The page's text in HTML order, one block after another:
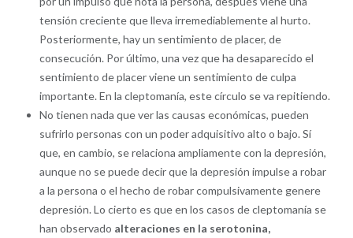
tensión creciente que lleva irremediablemente al hurto.
Posteriormente, hay un sentimiento de placer, de
consecución. Por último, una vez que ha desaparecido el
sentimiento de placer viene un sentimiento de culpa
importante. En la cleptomanía, este círculo se va repitiendo.
No tienen nada que ver las causas económicas, pueden
sufrirlo personas con un poder adquisitivo alto o bajo. Sí
que, en cambio, se relaciona ampliamente con la depresión,
aunque no se puede decir que la depresión impulse a robar
a la persona o el hecho de robar compulsivamente genere
depresión. Lo cierto es que en los casos de cleptomanía se
han observado alteraciones en la serotonina,